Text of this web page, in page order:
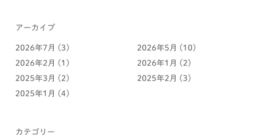
アーカイブ
2026年7月 (3) 2026年5月
(10)
2026年2月
(1) 2026年1月
(2)
2025年3月
(2) 2025年2月
(3)
2025年1月
(4)
カテゴリー